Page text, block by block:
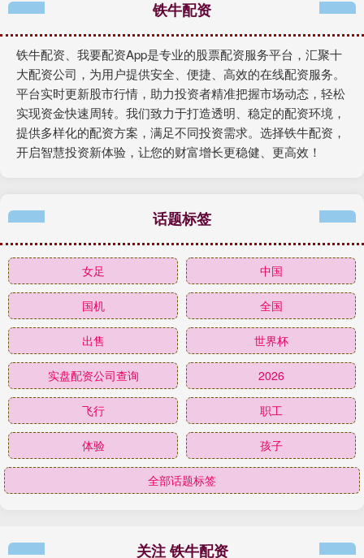
铁牛配资
铁牛配资、我要配资App是专业的股票配资服务平台，汇聚十
大配资公司，为用户提供安全、便捷、高效的在线配资服务。
平台实时更新股市行情，助力投资者精准把握市场动态，轻松
实现资金快速周转。我们致力于打造透明、稳定的配资环境，
提供多样化的配资方案，满足不同投资需求。选择铁牛配资，
开启智慧投资新体验，让您的财富增长更稳健、更高效！
话题标签
女足 中国
国机 全国
出售 世界杯
实盘配资公司查询 2026
飞行 职工
体验 孩子
全部话题标签
关注 铁牛配资